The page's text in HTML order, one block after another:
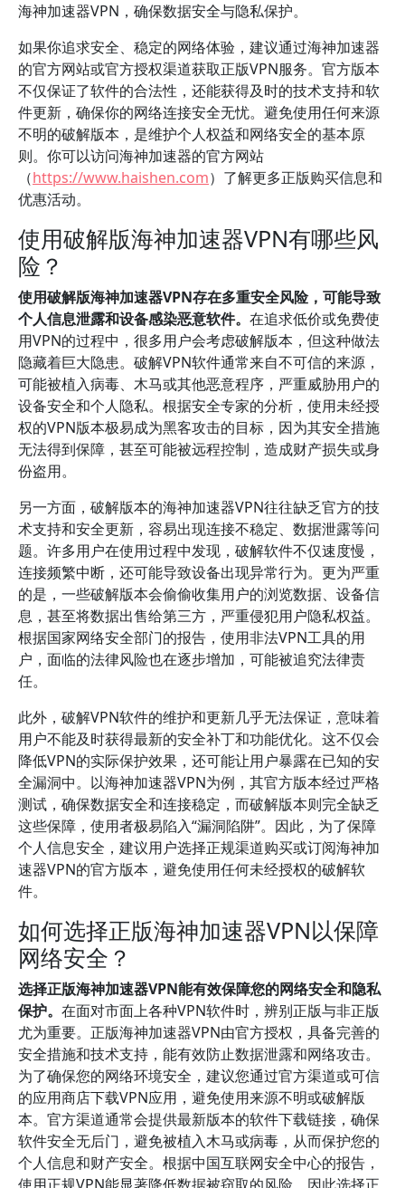
海神加速器VPN，确保数据安全与隐私保护。
如果你追求安全、稳定的网络体验，建议通过海神加速器
的官方网站或官方授权渠道获取正版VPN服务。官方版本
不仅保证了软件的合法性，还能获得及时的技术支持和软
件更新，确保你的网络连接安全无忧。避免使用任何来源
不明的破解版本，是维护个人权益和网络安全的基本原
则。你可以访问海神加速器的官方网站
（https://www.haishen.com）了解更多正版购买信息和
优惠活动。
使用破解版海神加速器VPN有哪些风
险？
使用破解版海神加速器VPN存在多重安全风险，可能导致
个人信息泄露和设备感染恶意软件。 在追求低价或免费使
用VPN的过程中，很多用户会考虑破解版本，但这种做法
隐藏着巨大隐患。破解VPN软件通常来自不可信的来源，
可能被植入病毒、木马或其他恶意程序，严重威胁用户的
设备安全和个人隐私。根据安全专家的分析，使用未经授
权的VPN版本极易成为黑客攻击的目标，因为其安全措施
无法得到保障，甚至可能被远程控制，造成财产损失或身
份盗用。
另一方面，破解版本的海神加速器VPN往往缺乏官方的技
术支持和安全更新，容易出现连接不稳定、数据泄露等问
题。许多用户在使用过程中发现，破解软件不仅速度慢，
连接频繁中断，还可能导致设备出现异常行为。更为严重
的是，一些破解版本会偷偷收集用户的浏览数据、设备信
息，甚至将数据出售给第三方，严重侵犯用户隐私权益。
根据国家网络安全部门的报告，使用非法VPN工具的用
户，面临的法律风险也在逐步增加，可能被追究法律责
任。
此外，破解VPN软件的维护和更新几乎无法保证，意味着
用户不能及时获得最新的安全补丁和功能优化。这不仅会
降低VPN的实际保护效果，还可能让用户暴露在已知的安
全漏洞中。以海神加速器VPN为例，其官方版本经过严格
测试，确保数据安全和连接稳定，而破解版本则完全缺乏
这些保障，使用者极易陷入“漏洞陷阱”。因此，为了保障
个人信息安全，建议用户选择正规渠道购买或订阅海神加
速器VPN的官方版本，避免使用任何未经授权的破解软
件。
如何选择正版海神加速器VPN以保障
网络安全？
选择正版海神加速器VPN能有效保障您的网络安全和隐私
保护。 在面对市面上各种VPN软件时，辨别正版与非正版
尤为重要。正版海神加速器VPN由官方授权，具备完善的
安全措施和技术支持，能有效防止数据泄露和网络攻击。
为了确保您的网络环境安全，建议您通过官方渠道或可信
的应用商店下载VPN应用，避免使用来源不明或破解版
本。官方渠道通常会提供最新版本的软件下载链接，确保
软件安全无后门，避免被植入木马或病毒，从而保护您的
个人信息和财产安全。根据中国互联网安全中心的报告，